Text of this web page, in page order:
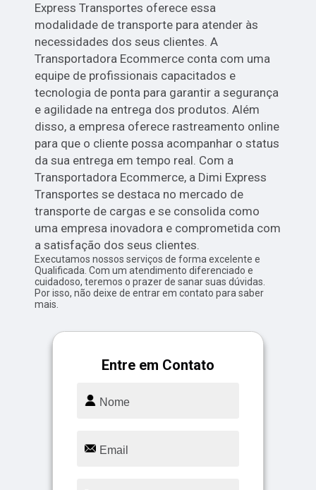
Express Transportes oferece essa
modalidade de transporte para atender às
necessidades dos seus clientes. A
Transportadora Ecommerce conta com uma
equipe de profissionais capacitados e
tecnologia de ponta para garantir a segurança
e agilidade na entrega dos produtos. Além
disso, a empresa oferece rastreamento online
para que o cliente possa acompanhar o status
da sua entrega em tempo real. Com a
Transportadora Ecommerce, a Dimi Express
Transportes se destaca no mercado de
transporte de cargas e se consolida como
uma empresa inovadora e comprometida com
a satisfação dos seus clientes.
Executamos nossos serviços de forma excelente e
Qualificada. Com um atendimento diferenciado e
cuidadoso, teremos o prazer de sanar suas dúvidas.
Por isso, não deixe de entrar em contato para saber
mais.
Entre em Contato